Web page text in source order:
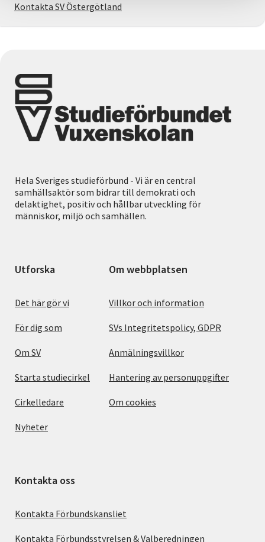
Kontakta SV Östergötland
Hela Sveriges studieförbund - Vi är en central
samhällsaktör som bidrar till demokrati och
delaktighet, positiv och hållbar utveckling för
människor, miljö och samhällen.
Utforska
Det här gör vi
För dig som
Om SV
Starta studiecirkel
Cirkelledare
Nyheter
Om webbplatsen
Villkor och information
SVs Integritetspolicy, GDPR
Anmälningsvillkor
Hantering av personuppgifter
Om cookies
Kontakta oss
Kontakta Förbundskansliet
Kontakta Förbundsstyrelsen & Valberedningen